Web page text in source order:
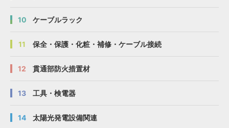
10 ケーブルラック
11 保全・保護・化粧・補修・ケーブル接続
12 貫通部防火措置材
13 工具・検電器
14 太陽光発電設備関連